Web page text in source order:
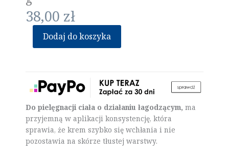
38,00 zł
Dodaj do koszyka
Do pielęgnacji ciała o działaniu łagodzącym, ma
przyjemną w aplikacji konsystencję, która
sprawia, że krem szybko się wchłania i nie
pozostawia na skórze tłustej warstwy.